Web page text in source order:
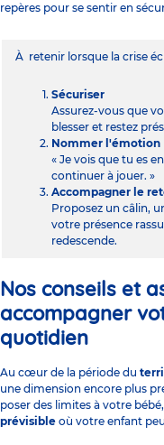
repères pour se sentir en
À retenir lorsque la crise
Sécuriser
Assurez-vous que
blesser et restez
Nommer l'émotion
« Je vois que tu es
continuer à jouer. »
Accompagner le
Proposez un câlin,
votre présence
redescende.
Nos conseils et
accompagner
quotidien
Au cœur de la période du
une dimension encore plus
poser des limites à votre
prévisible où votre enfant